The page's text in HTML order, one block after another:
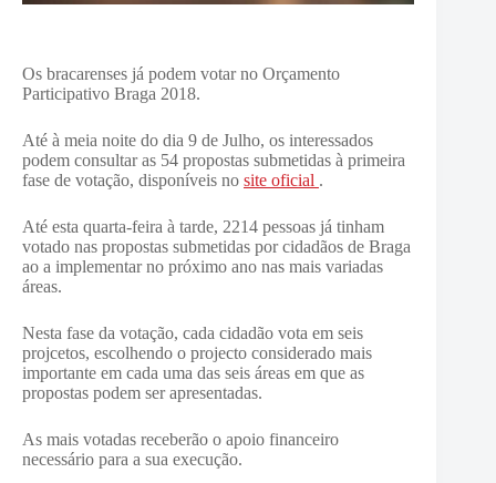
Os bracarenses já podem votar no Orçamento
Participativo Braga 2018.
Até à meia noite do dia 9 de Julho, os interessados
podem consultar as 54 propostas submetidas à primeira
fase de votação, disponíveis no site oficial .
Até esta quarta-feira à tarde, 2214 pessoas já tinham
votado nas propostas submetidas por cidadãos de Braga
ao a implementar no próximo ano nas mais variadas
áreas.
Nesta fase da votação, cada cidadão vota em seis
projcetos, escolhendo o projecto considerado mais
importante em cada uma das seis áreas em que as
propostas podem ser apresentadas.
As mais votadas receberão o apoio financeiro
necessário para a sua execução.